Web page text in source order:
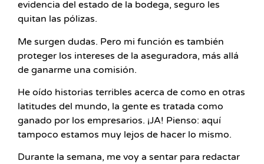
evidencia del estado de la bodega, seguro les
quitan las pólizas.
Me surgen dudas. Pero mi función es también
proteger los intereses de la aseguradora, más allá
de ganarme una comisión.
He oído historias terribles acerca de como en otras
latitudes del mundo, la gente es tratada como
ganado por los empresarios. ¡JA! Pienso: aquí
tampoco estamos muy lejos de hacer lo mismo.
Durante la semana, me voy a sentar para redactar